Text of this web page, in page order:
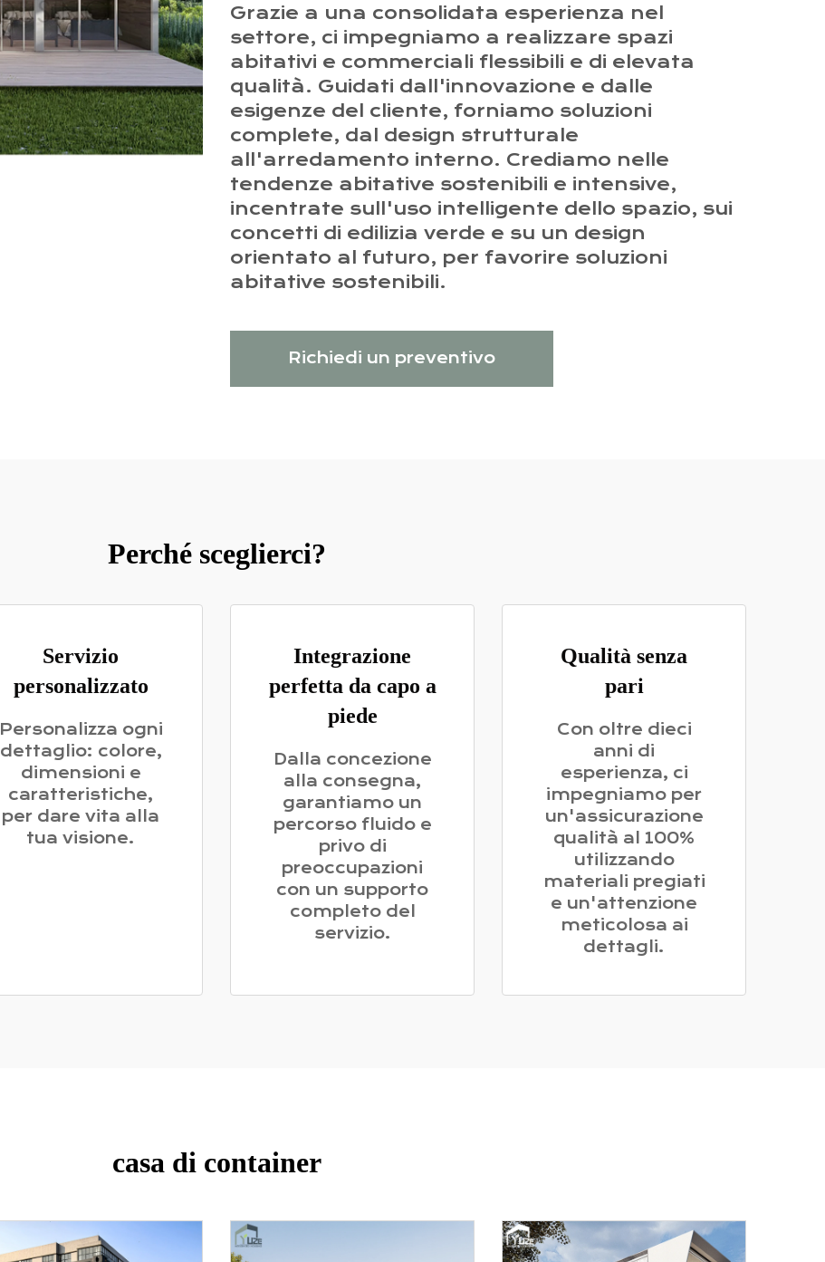
Grazie a una consolidata esperienza nel
settore, ci impegniamo a realizzare spazi
abitativi e commerciali flessibili e di elevata
qualità. Guidati dall'innovazione e dalle
esigenze del cliente, forniamo soluzioni
complete, dal design strutturale
all'arredamento interno. Crediamo nelle
tendenze abitative sostenibili e intensive,
incentrate sull'uso intelligente dello spazio, sui
concetti di edilizia verde e su un design
orientato al futuro, per favorire soluzioni
abitative sostenibili.
Richiedi un preventivo
Perché sceglierci?
Servizio
personalizzato
Personalizza ogni
dettaglio: colore,
dimensioni e
caratteristiche,
per dare vita alla
tua visione.
Integrazione
perfetta da capo a
piede
Dalla concezione
alla consegna,
garantiamo un
percorso fluido e
privo di
preoccupazioni
con un supporto
completo del
servizio.
Qualità senza
pari
Con oltre dieci
anni di
esperienza, ci
impegniamo per
un'assicurazione
qualità al 100%
utilizzando
materiali pregiati
e un'attenzione
meticolosa ai
dettagli.
casa di container